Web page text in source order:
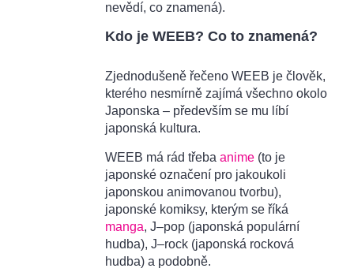
nevědí, co znamená).
Kdo je WEEB? Co to znamená?
Zjednodušeně řečeno WEEB je člověk,
kterého nesmírně zajímá všechno okolo
Japonska – především se mu líbí
japonská kultura.
WEEB má rád třeba anime (to je
japonské označení pro jakoukoli
japonskou animovanou tvorbu),
japonské komiksy, kterým se říká
manga, J–pop (japonská populární
hudba), J–rock (japonská rocková
hudba) a podobně.